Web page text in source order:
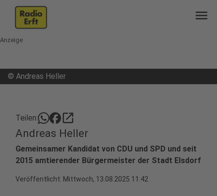
menu
Anzeige
© Andreas Heller
Teilen: open_in_new
Andreas Heller
Gemeinsamer Kandidat von CDU und SPD und seit
2015 amtierender Bürgermeister der Stadt Elsdorf
Veröffentlicht: Mittwoch, 13.08.2025 11:42